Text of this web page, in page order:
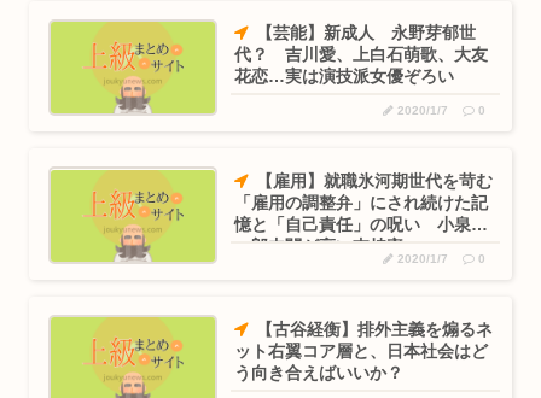
【芸能】新成人 永野芽郁世
代？ 吉川愛、上白石萌歌、大友
花恋…実は演技派女優ぞろい
2020/1/7 0
【雇用】就職氷河期世代を苛む
「雇用の調整弁」にされ続けた記
憶と「自己責任」の呪い 小泉純
一郎内閣が高い支持率
2020/1/7 0
【古谷経衡】排外主義を煽るネ
ット右翼コア層と、日本社会はど
う向き合えばいいか？